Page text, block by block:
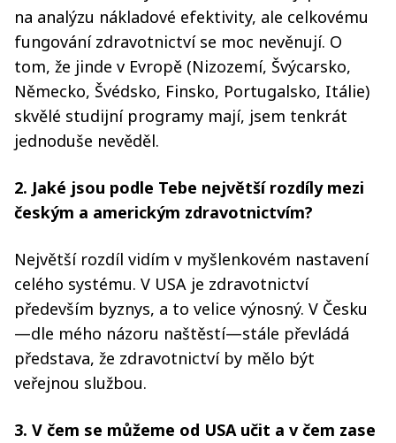
na analýzu nákladové efektivity, ale celkovému
fungování zdravotnictví se moc nevěnují. O
tom, že jinde v Evropě (Nizozemí, Švýcarsko,
Německo, Švédsko, Finsko, Portugalsko, Itálie)
skvělé studijní programy mají, jsem tenkrát
jednoduše nevěděl.
2. Jaké jsou podle Tebe největší rozdíly mezi
českým a americkým zdravotnictvím?
Největší rozdíl vidím v myšlenkovém nastavení
celého systému. V USA je zdravotnictví
především byznys, a to velice výnosný. V Česku
—dle mého názoru naštěstí—stále převládá
představa, že zdravotnictví by mělo být
veřejnou službou.
3. V čem se můžeme od USA učit a v čem zase